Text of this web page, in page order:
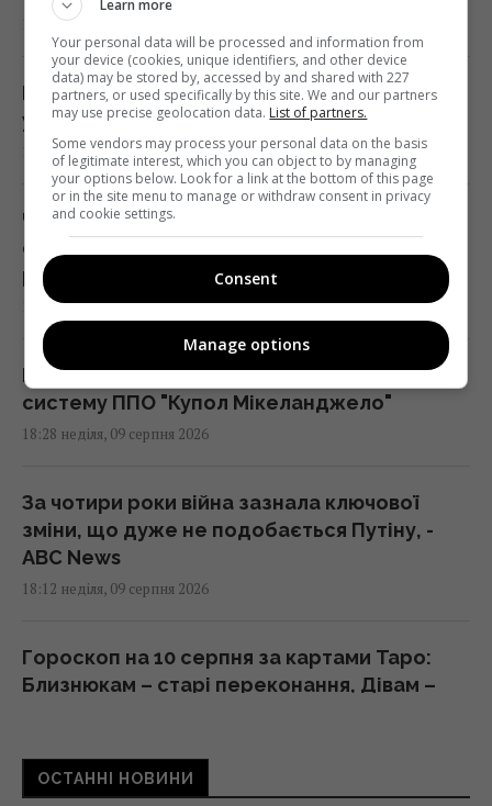
18:35 неділя, 09 серпня 2026
Міжнародну космічну станцію не залишать
у космосі: її навмисно знищать
18:34 неділя, 09 серпня 2026
Чоловік перевірив акумулятор
електрокара Tesla після 125 тисяч км:
результат здивував
18:34 неділя, 09 серпня 2026
Італійці випробують в Україні інноваційну
систему ППО "Купол Мікеланджело"
18:28 неділя, 09 серпня 2026
За чотири роки війна зазнала ключової
зміни, що дуже не подобається Путіну, -
ABC News
18:12 неділя, 09 серпня 2026
Гороскоп на 10 серпня за картами Таро:
Близнюкам – старі переконання, Дівам –
ОСТАННІ НОВИНИ
Learn more
Your personal data will be processed and information from
your device (cookies, unique identifiers, and other device
data) may be stored by, accessed by and shared with 227
partners, or used specifically by this site. We and our partners
may use precise geolocation data. List of partners.
Some vendors may process your personal data on the basis
of legitimate interest, which you can object to by managing
your options below. Look for a link at the bottom of this page
or in the site menu to manage or withdraw consent in privacy
and cookie settings.
Consent
Manage options